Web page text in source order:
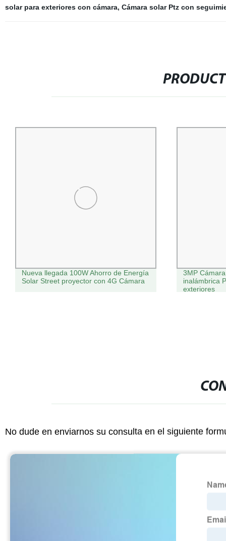
solar para exteriores con cámara, Cámara solar Ptz con
Nueva llegada 100W Ahorro de Energía
Solar Street proyector con 4G Cámara
3MP
inalámbrica
exteriores
No dude en enviarnos su consulta en el siguiente